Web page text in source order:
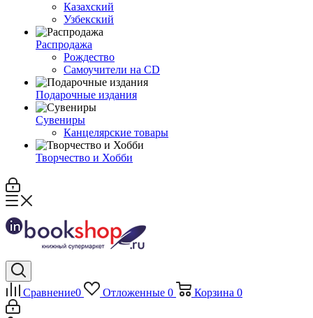
Казахский
Узбекский
Распродажа
Рождество
Самоучители на CD
Подарочные издания
Сувениры
Канцелярские товары
Творчество и Хобби
Сравнение0 Отложенные 0 Корзина 0